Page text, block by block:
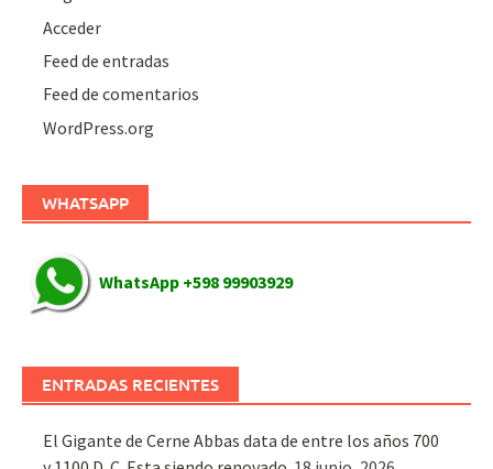
Acceder
Feed de entradas
Feed de comentarios
WordPress.org
WHATSAPP
WhatsApp +598 99903929
ENTRADAS RECIENTES
El Gigante de Cerne Abbas data de entre los años 700